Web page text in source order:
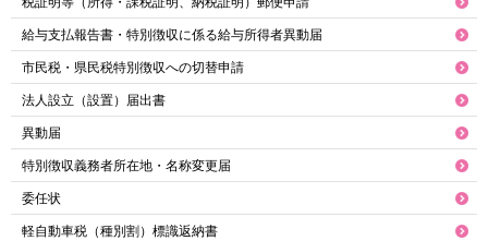
給与支払報告書・特別徴収に係る給与所得者異動届
市民税・県民税特別徴収への切替申請
法人設立（設置）届出書
異動届
特別徴収義務者所在地・名称変更届
委任状
軽自動車税（種別割）標識返納書